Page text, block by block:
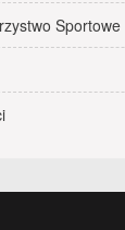
Sportowe